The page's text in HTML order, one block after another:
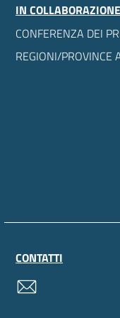
IN
CONFERENZA DEI
REGIONI/PROVINCE
CONTATTI